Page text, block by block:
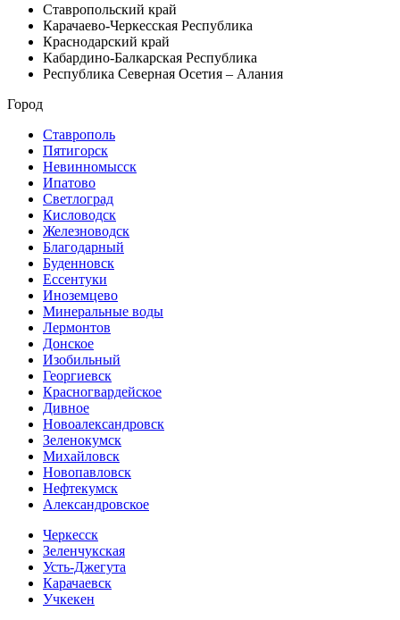
Ставропольский край
Карачаево-Черкесская Республика
Краснодарский край
Кабардино-Балкарская Республика
Республика Северная Осетия – Алания
Город
Ставрополь
Пятигорск
Невинномысск
Ипатово
Светлоград
Кисловодск
Железноводск
Благодарный
Буденновск
Ессентуки
Иноземцево
Минеральные воды
Лермонтов
Донское
Изобильный
Георгиевск
Красногвардейское
Дивное
Новоалександровск
Зеленокумск
Михайловск
Новопавловск
Нефтекумск
Александровское
Черкесск
Зеленчукская
Усть-Джегута
Карачаевск
Учкекен